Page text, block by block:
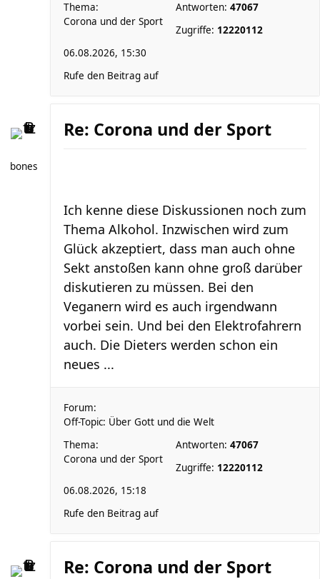
Thema:
Corona und der Sport
Antworten: 47067
Zugriffe: 12220112
06.08.2026, 15:30
Rufe den Beitrag auf
bones
Re: Corona und der Sport
Ich kenne diese Diskussionen noch zum
Thema Alkohol. Inzwischen wird zum
Glück akzeptiert, dass man auch ohne
Sekt anstoßen kann ohne groß darüber
diskutieren zu müssen. Bei den
Veganern wird es auch irgendwann
vorbei sein. Und bei den Elektrofahrern
auch. Die Dieters werden schon ein
neues ...
Forum:
Off-Topic: Über Gott und die Welt
Thema:
Corona und der Sport
Antworten: 47067
Zugriffe: 12220112
06.08.2026, 15:18
Rufe den Beitrag auf
Re: Corona und der Sport